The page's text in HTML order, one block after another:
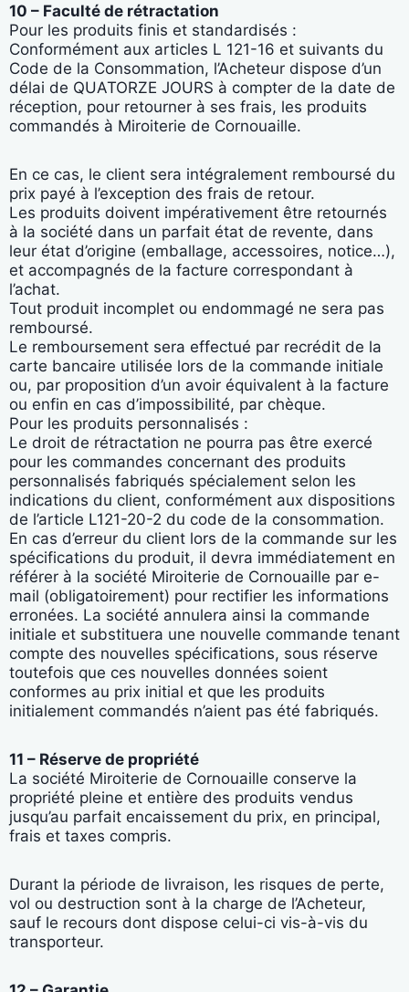
10 – Faculté de rétractation
Pour les produits finis et standardisés :
Conformément aux articles L 121-16 et suivants du
Code de la Consommation, l’Acheteur dispose d’un
délai de QUATORZE JOURS à compter de la date de
réception, pour retourner à ses frais, les produits
commandés à Miroiterie de Cornouaille.
En ce cas, le client sera intégralement remboursé du
prix payé à l’exception des frais de retour.
Les produits doivent impérativement être retournés
à la société dans un parfait état de revente, dans
leur état d’origine (emballage, accessoires, notice…),
et accompagnés de la facture correspondant à
l’achat.
Tout produit incomplet ou endommagé ne sera pas
remboursé.
Le remboursement sera effectué par recrédit de la
carte bancaire utilisée lors de la commande initiale
ou, par proposition d’un avoir équivalent à la facture
ou enfin en cas d’impossibilité, par chèque.
Pour les produits personnalisés :
Le droit de rétractation ne pourra pas être exercé
pour les commandes concernant des produits
personnalisés fabriqués spécialement selon les
indications du client, conformément aux dispositions
de l’article L121-20-2 du code de la consommation.
En cas d’erreur du client lors de la commande sur les
spécifications du produit, il devra immédiatement en
référer à la société Miroiterie de Cornouaille par e-
mail (obligatoirement) pour rectifier les informations
erronées. La société annulera ainsi la commande
initiale et substituera une nouvelle commande tenant
compte des nouvelles spécifications, sous réserve
toutefois que ces nouvelles données soient
conformes au prix initial et que les produits
initialement commandés n’aient pas été fabriqués.
11 – Réserve de propriété
La société Miroiterie de Cornouaille conserve la
propriété pleine et entière des produits vendus
jusqu’au parfait encaissement du prix, en principal,
frais et taxes compris.
Durant la période de livraison, les risques de perte,
vol ou destruction sont à la charge de l’Acheteur,
sauf le recours dont dispose celui-ci vis-à-vis du
transporteur.